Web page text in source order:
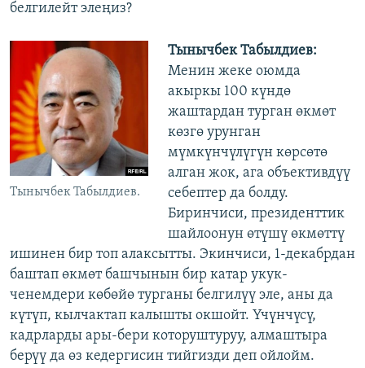
белгилейт элеңиз?
Тынычбек Табылдиев.
Тынычбек Табылдиев:
Менин жеке оюмда
акыркы 100 күндө
жаштардан турган өкмөт
көзгө урунган
мүмкүнчүлүгүн көрсөтө
алган жок, ага объективдүү
себептер да болду.
Биринчиси, президенттик
шайлоонун өтүшү өкмөттү
ишинен бир топ алаксытты. Экинчиси, 1-декабрдан
баштап өкмөт башчынын бир катар укук-
ченемдери көбөйө турганы белгилүү эле, аны да
күтүп, кылчактап калышты окшойт. Үчүнчүсү,
кадрларды ары-бери которуштуруу, алмаштыра
берүү да өз кедергисин тийгизди деп ойлойм.